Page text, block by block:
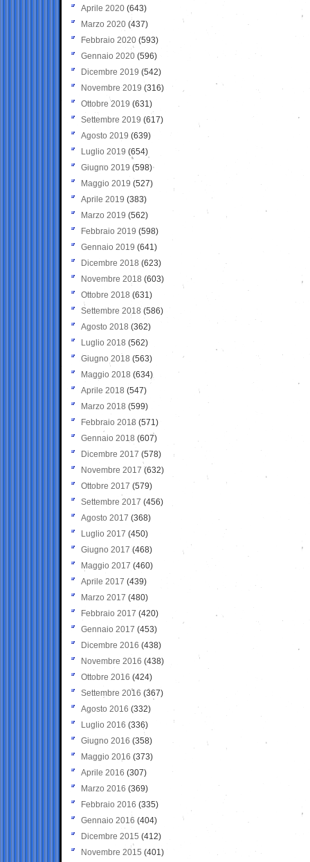
Aprile 2020 (643)
Marzo 2020 (437)
Febbraio 2020 (593)
Gennaio 2020 (596)
Dicembre 2019 (542)
Novembre 2019 (316)
Ottobre 2019 (631)
Settembre 2019 (617)
Agosto 2019 (639)
Luglio 2019 (654)
Giugno 2019 (598)
Maggio 2019 (527)
Aprile 2019 (383)
Marzo 2019 (562)
Febbraio 2019 (598)
Gennaio 2019 (641)
Dicembre 2018 (623)
Novembre 2018 (603)
Ottobre 2018 (631)
Settembre 2018 (586)
Agosto 2018 (362)
Luglio 2018 (562)
Giugno 2018 (563)
Maggio 2018 (634)
Aprile 2018 (547)
Marzo 2018 (599)
Febbraio 2018 (571)
Gennaio 2018 (607)
Dicembre 2017 (578)
Novembre 2017 (632)
Ottobre 2017 (579)
Settembre 2017 (456)
Agosto 2017 (368)
Luglio 2017 (450)
Giugno 2017 (468)
Maggio 2017 (460)
Aprile 2017 (439)
Marzo 2017 (480)
Febbraio 2017 (420)
Gennaio 2017 (453)
Dicembre 2016 (438)
Novembre 2016 (438)
Ottobre 2016 (424)
Settembre 2016 (367)
Agosto 2016 (332)
Luglio 2016 (336)
Giugno 2016 (358)
Maggio 2016 (373)
Aprile 2016 (307)
Marzo 2016 (369)
Febbraio 2016 (335)
Gennaio 2016 (404)
Dicembre 2015 (412)
Novembre 2015 (401)